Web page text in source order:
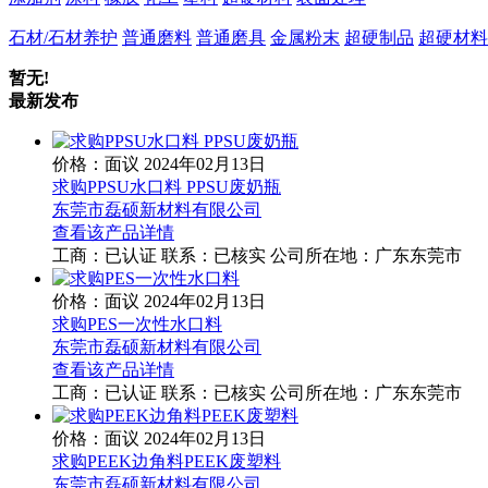
石材/石材养护 普通磨料 普通磨具 金属粉末 超硬制品 超硬材
暂无!
最新发布
价格：面议 2024年02月13日
求购PPSU水口料 PPSU废奶瓶
东莞市磊硕新材料有限公司
查看该产品详情
工商： 已认证 联系： 已核实 公司所在地：广东东莞市
价格：面议 2024年02月13日
求购PES一次性水口料
东莞市磊硕新材料有限公司
查看该产品详情
工商： 已认证 联系： 已核实 公司所在地：广东东莞市
价格：面议 2024年02月13日
求购PEEK边角料PEEK废塑料
东莞市磊硕新材料有限公司